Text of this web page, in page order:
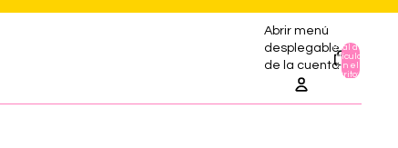
Abrir menú
desplegable
de la cuenta
Total de
artículos
en el
carrito: 0